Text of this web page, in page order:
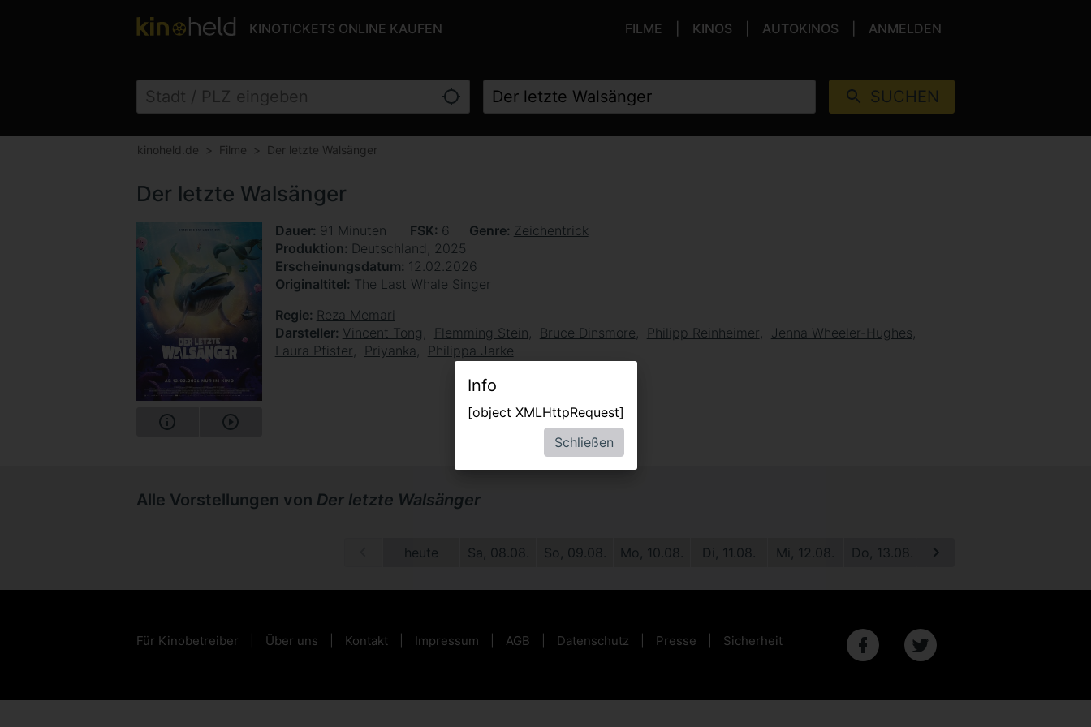
KINOTICKETS ONLINE KAUFEN FILME KINOS AUTOKINOS ANMELDEN
SUCHEN
kinoheld.de Filme Der letzte Walsänger
Der letzte Walsänger
Dauer 91 Minuten FSK 6 Genre Zeichentrick
Produktion Deutschland, 2025
Erscheinungsdatum 12.02.2026
Originaltitel The Last Whale Singer
Regie Reza Memari
Darsteller Vincent Tong Flemming Stein Bruce Dinsmore Philipp Reinheimer
Jenna Wheeler-Hughes
Laura Pfister
Priyanka Philippa Jarke
Alle Vorstellungen von Der letzte Walsänger
heute Sa, 08.08. So, 09.08. Mo, 10.08. Di, 11.08. Mi, 12.08. Do, 13.08. Fr, 14.08.
Für Kinobetreiber Über uns Kontakt Impressum AGB Datenschutz Presse Sicherheit
Info
[object XMLHttpRequest]
Schließen